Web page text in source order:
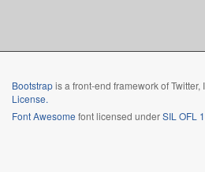
Bootstrapis a front-end framework of
License.
Font Awesome font licensed underSIL OFL